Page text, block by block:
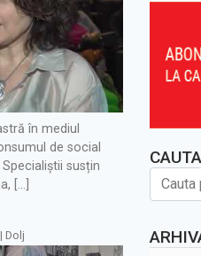
în mediul
de social
susțin
[…]
| Dolj